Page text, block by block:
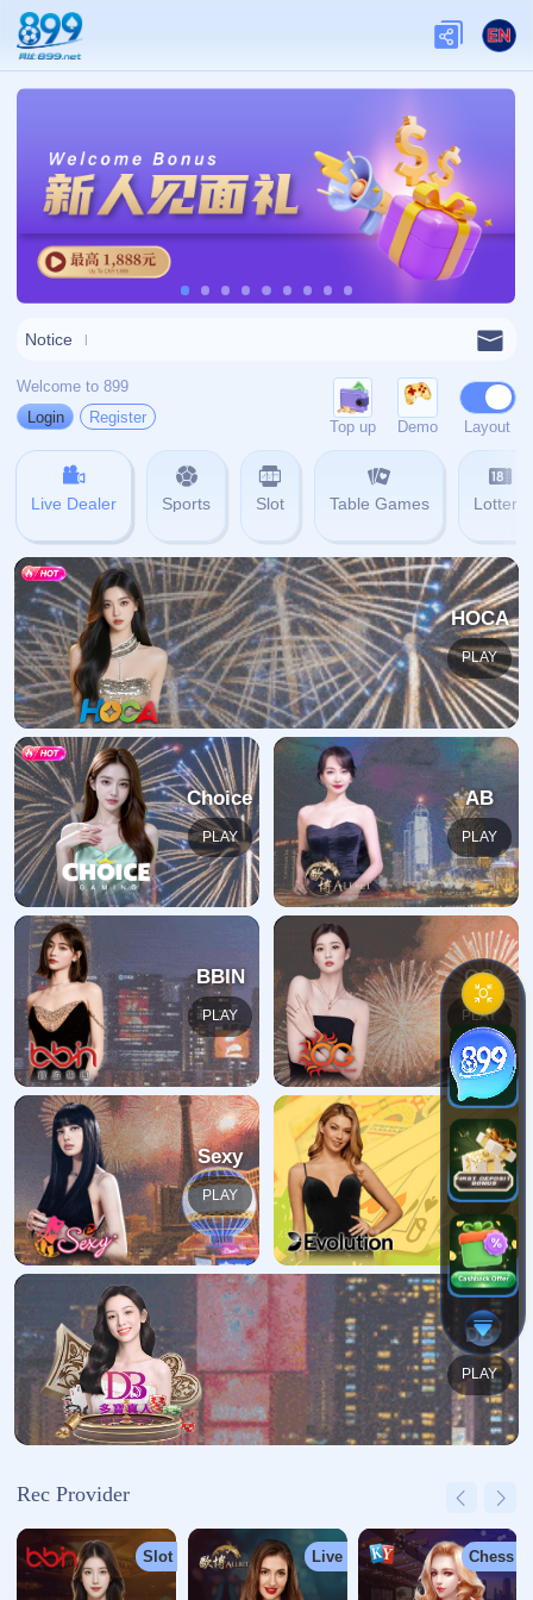
关于我们
关于九游娱乐
查看更多
网站首页 404
地址:
福建省漳州市芗城区石亭镇
哎呀！找不到页面
我们深感抱歉，您请求的页面缺失
返回首页